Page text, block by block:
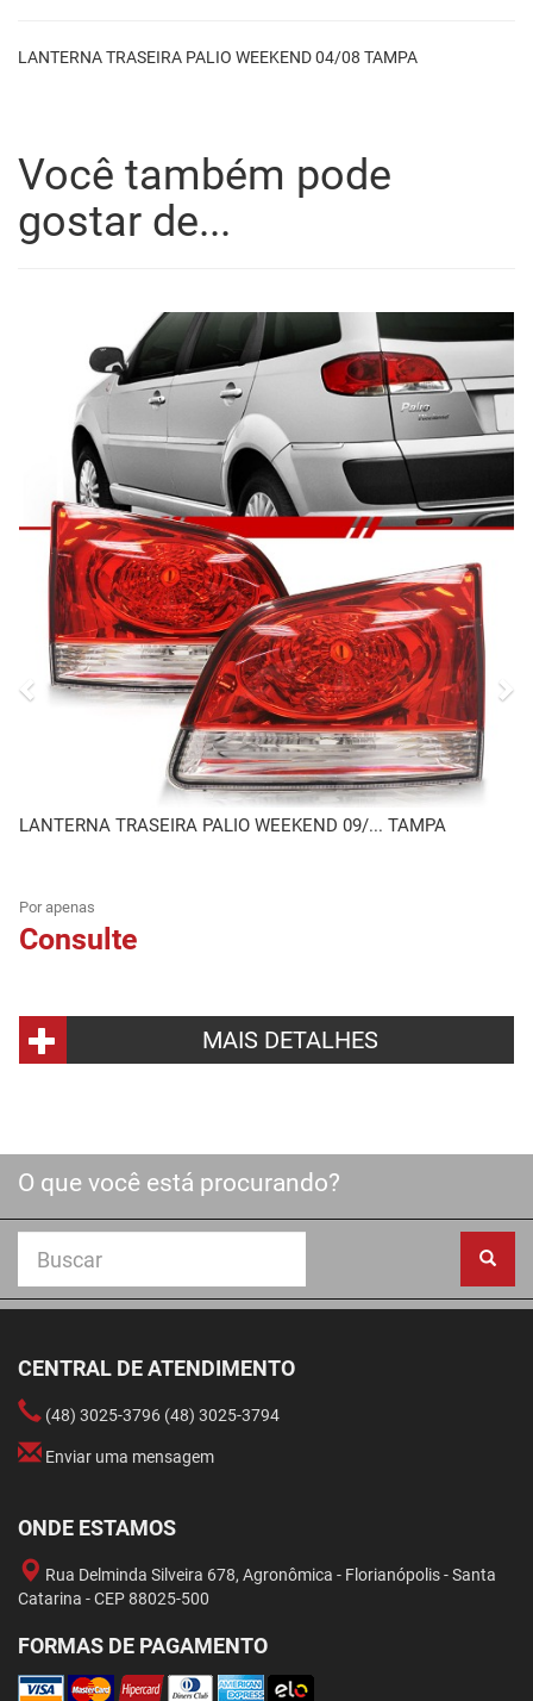
LANTERNA TRASEIRA PALIO WEEKEND 04/08 TAMPA
Você também pode
gostar de...
LANTERNA TRASEIRA PALIO WEEKEND 09/... TAMPA
Por apenas
Consulte
MAIS DETALHES
O que você está procurando?
CENTRAL DE ATENDIMENTO
(48) 3025-3796 (48) 3025-3794
Enviar uma mensagem
ONDE ESTAMOS
Rua Delminda Silveira 678, Agronômica - Florianópolis - Santa
Catarina - CEP 88025-500
FORMAS DE PAGAMENTO